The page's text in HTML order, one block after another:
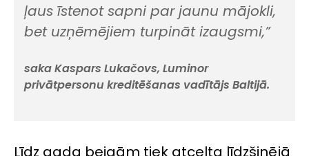
ļaus īstenot sapni par jaunu mājokli,
bet uzņēmējiem turpināt izaugsmi,”
saka Kaspars Lukačovs, Luminor
privātpersonu kreditēšanas vadītājs Baltijā.
Līdz gada beigām tiek atcelta līdzšinējā